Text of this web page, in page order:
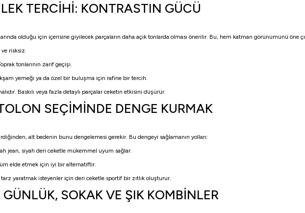
TERCİHİ: KONTRASTIN GÜCÜ
olduğu için içerisine giyilecek parçaların daha açık tonlarda olması önerilir. Bu, hem katman görünümünü öne
risksiz.
tonlarının zarif geçişi.
yemeği ya da özel bir buluşma için rafine bir tercih.
Baskılı veya fazla detaylı parçalar ceketin etkisini düşürür.
SEÇİMİNDE DENGE KURMAK
alt bedenin bunu dengelemesi gerekir. Bu dengeyi sağlamanın yolları:
jean, siyah deri ceketle mükemmel uyum sağlar.
elde etmek için iyi bir alternatiftir.
yaratmak isteyenler için deri ceketle sportif bir zıtlık oluşturur.
SOKAK VE ŞIK KOMBİNLER